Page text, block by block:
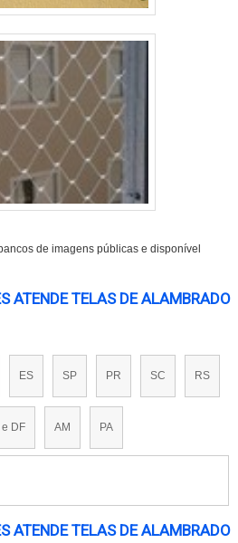
de imagens públicas e disponível
ATENDE TELAS DE ALAMBRADO
ES SP PR SC RS
e DF AM PA
ATENDE TELAS DE ALAMBRADO